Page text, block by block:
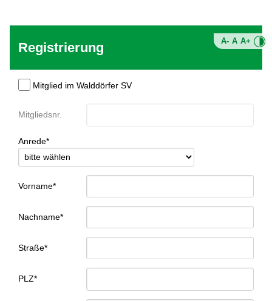
A- A A+
Registrierung
Mitglied im Walddörfer SV
Mitgliedsnr.
Anrede*
Vorname*
Nachname*
Straße*
PLZ*